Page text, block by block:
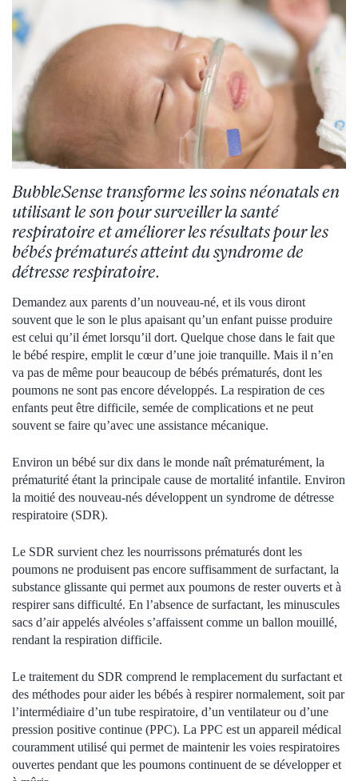
BubbleSense transforme les soins néonatals en
utilisant le son pour surveiller la santé
respiratoire et améliorer les résultats pour les
bébés prématurés atteint du syndrome de
détresse respiratoire.
Demandez aux parents d’un nouveau-né, et ils vous diront
souvent que le son le plus apaisant qu’un enfant puisse produire
est celui qu’il émet lorsqu’il dort. Quelque chose dans le fait que
le bébé respire, emplit le cœur d’une joie tranquille. Mais il n’en
va pas de même pour beaucoup de bébés prématurés, dont les
poumons ne sont pas encore développés. La respiration de ces
enfants peut être difficile, semée de complications et ne peut
souvent se faire qu’avec une assistance mécanique.
Environ un bébé sur dix dans le monde naît prématurément, la
prématurité étant la principale cause de mortalité infantile. Environ
la moitié des nouveau-nés développent un syndrome de détresse
respiratoire (SDR).
Le SDR survient chez les nourrissons prématurés dont les
poumons ne produisent pas encore suffisamment de surfactant, la
substance glissante qui permet aux poumons de rester ouverts et à
respirer sans difficulté. En l’absence de surfactant, les minuscules
sacs d’air appelés alvéoles s’affaissent comme un ballon mouillé,
rendant la respiration difficile.
Le traitement du SDR comprend le remplacement du surfactant et
des méthodes pour aider les bébés à respirer normalement, soit par
l’intermédiaire d’un tube respiratoire, d’un ventilateur ou d’une
pression positive continue (PPC). La PPC est un appareil médical
couramment utilisé qui permet de maintenir les voies respiratoires
ouvertes pendant que les poumons continuent de se développer et